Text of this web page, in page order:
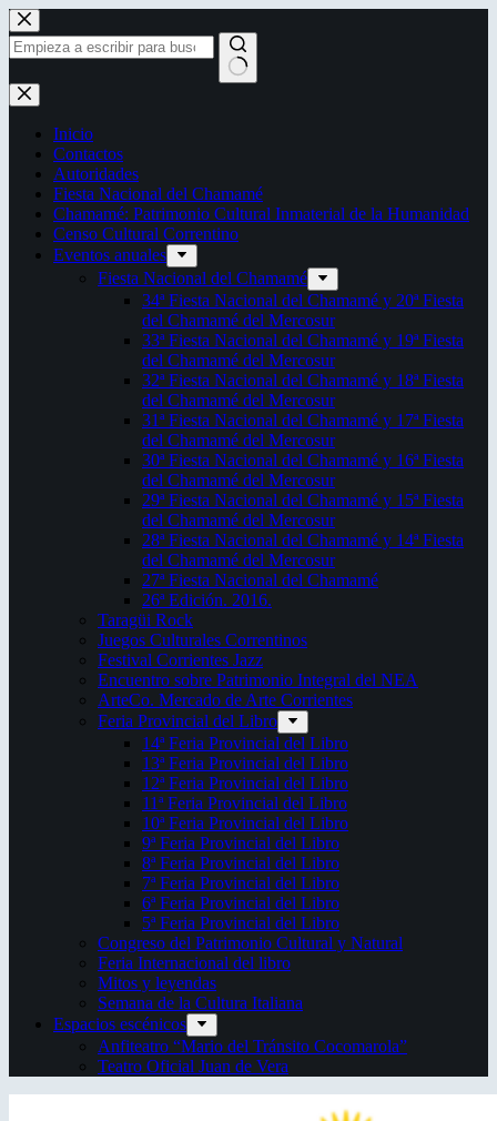
Saltar
al
contenido
Sin
resultados
Inicio
Contactos
Autoridades
Fiesta Nacional del Chamamé
Chamamé: Patrimonio Cultural Inmaterial de la Humanidad
Censo Cultural Correntino
Eventos anuales
Fiesta Nacional del Chamamé
34ª Fiesta Nacional del Chamamé y 20ª Fiesta
del Chamamé del Mercosur
33ª Fiesta Nacional del Chamamé y 19ª Fiesta
del Chamamé del Mercosur
32ª Fiesta Nacional del Chamamé y 18ª Fiesta
del Chamamé del Mercosur
31ª Fiesta Nacional del Chamamé y 17ª Fiesta
del Chamamé del Mercosur
30ª Fiesta Nacional del Chamamé y 16ª Fiesta
del Chamamé del Mercosur
29ª Fiesta Nacional del Chamamé y 15ª Fiesta
del Chamamé del Mercosur
28ª Fiesta Nacional del Chamamé y 14ª Fiesta
del Chamamé del Mercosur
27ª Fiesta Nacional del Chamamé
26ª Edición. 2016.
Taragüi Rock
Juegos Culturales Correntinos
Festival Corrientes Jazz
Encuentro sobre Patrimonio Integral del NEA
ArteCo. Mercado de Arte Corrientes
Feria Provincial del Libro
14ª Feria Provincial del Libro
13ª Feria Provincial del Libro
12ª Feria Provincial del Libro
11ª Feria Provincial del Libro
10ª Feria Provincial del Libro
9ª Feria Provincial del Libro
8ª Feria Provincial del Libro
7ª Feria Provincial del Libro
6ª Feria Provincial del Libro
5ª Feria Provincial del Libro
Congreso del Patrimonio Cultural y Natural
Feria Internacional del libro
Mitos y leyendas
Semana de la Cultura Italiana
Espacios escénicos
Anfiteatro “Mario del Tránsito Cocomarola”
Teatro Oficial Juan de Vera